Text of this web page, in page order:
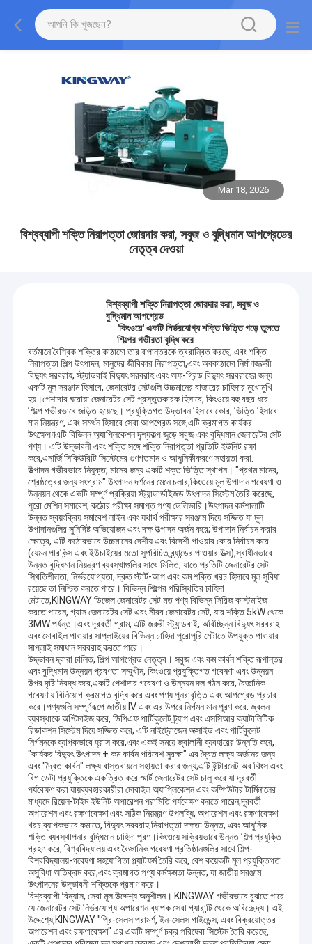
Mar 18, 2026
বিশ্বব্যাপী শক্তি নিরাপত্তা জোরদার করা, সবুজ ও বুদ্ধিমান আপগ্রেডের
নেতৃত্ব দেওয়া
বিশ্বব্যাপী শক্তি নিরাপত্তা জোরদার করা, সবুজ ও
বুদ্ধিমান আপগ্রেড
'কিংওয়ে' একটি নির্ভরযোগ্য শক্তি ভিত্তি গড়ে তুলতে
শিল্পের গভীরতা বৃদ্ধি করে
বর্তমানে বৈশ্বিক শক্তির কাঠামো তার রূপান্তরকে ত্বরান্বিত করছে, এবং শক্তি
নিরাপত্তা শিল্প উৎপাদন, মানুষের জীবিকার নিরাপত্তা,এবং অবকাঠামো নির্মাণজরুরী
বিদ্যুৎ সরবরাহ, স্ট্যান্ডবাই বিদ্যুৎ সরবরাহ এবং অফ-গ্রিড বিদ্যুৎ সরবরাহের জন্য
একটি মূল সরঞ্জাম হিসাবে, জেনারেটর সেটগুলি উচ্চমানের বাজারের চাহিদার মুখোমুখি
হয়।পেশাদার ঘরোয়া জেনারেটর সেট প্রস্তুতকারক হিসাবে, কিংওয়ে বহু বছর ধরে
শিল্পে গভীরভাবে জড়িত হয়েছে। প্রযুক্তিগত উদ্ভাবন হিসাবে কোর, ভিত্তি হিসাবে
মান নিয়ন্ত্রণ, এবং সমর্থন হিসাবে সেবা আপগ্রেড সঙ্গে,এটি ক্রমাগত কার্যকর
উৎক্ষেপণএটি বিভিন্ন অ্যাপ্লিকেশন দৃশ্যকল্প জুড়ে সবুজ এবং বুদ্ধিমান জেনারেটর সেট
পণ্য। এটি উদ্ভাবনী এবং শক্তি সঙ্গে শক্তি নিরাপত্তা প্রতিটি ইউনিট রক্ষা
করে,এনার্জি সিকিউরিটি সিস্টেমের গুণগতমান ও আধুনিকীকরণে সহায়তা করা.
উত্পাদন গভীরভাবে নিযুক্ত, মানের জন্য একটি শক্ত ভিত্তি স্থাপন। "প্রথম মানের,
শ্রেষ্ঠত্বের জন্য সংগ্রাম" উৎপাদন দর্শনের মেনে চলার,কিংওয়ে মূল উপাদান গবেষণা ও
উন্নয়ন থেকে একটি সম্পূর্ণ প্রক্রিয়া স্ট্যান্ডার্ডাইজড উৎপাদন সিস্টেম তৈরি করেছে,
পুরো মেশিন সমাবেশ, কঠোর পরীক্ষা সমাপ্ত পণ্য ডেলিভারি।উৎপাদন কর্মশালাটি
উন্নত স্বয়ংক্রিয় সমাবেশ লাইন এবং যথার্থ পরীক্ষার সরঞ্জাম দিয়ে সজ্জিত যা মূল
উপাদানগুলির সুনির্দিষ্ট অভিযোজন এবং দক্ষ উত্পাদন অর্জন করে; উপাদান নির্বাচন করার
ক্ষেত্রে, এটি কঠোরভাবে উচ্চমানের দেশীয় এবং বিদেশী পাওয়ার কোর নির্বাচন করে
(যেমন পারকিন্স এবং ইউচাইয়ের মতো সুপরিচিত ব্র্যান্ডের পাওয়ার উত্স),স্বাধীনভাবে
উন্নত বুদ্ধিমান নিয়ন্ত্রণ ব্যবস্থাগুলির সাথে মিলিত, যাতে প্রতিটি জেনারেটর সেট
স্থিতিশীলতা, নির্ভরযোগ্যতা, দ্রুত স্টার্ট-আপ এবং কম শক্তি খরচ হিসাবে মূল সুবিধা
রয়েছে তা নিশ্চিত করতে পারে। বিভিন্ন শিল্পের পরিস্থিতির চাহিদা
মেটাতে,KINGWAY ডিজেল জেনারেটর সেট মত পণ্য বিভিন্ন সিরিজ কাস্টমাইজ
করতে পারেন, গ্যাস জেনারেটর সেট এবং নীরব জেনারেটর সেট, যার শক্তি 5kW থেকে
3MW পর্যন্ত।এবং দূরবর্তী গ্রাম, এটি জরুরী স্ট্যান্ডবাই, অবিচ্ছিন্ন বিদ্যুৎ সরবরাহ
এবং মোবাইল পাওয়ার সাপ্লাইয়ের বিভিন্ন চাহিদা পুরোপুরি মেটাতে উপযুক্ত পাওয়ার
সাপ্লাই সমাধান সরবরাহ করতে পারে।
উদ্ভাবন দ্বারা চালিত, শিল্প আপগ্রেড নেতৃত্ব। সবুজ এবং কম কার্বন শক্তি রূপান্তর
এবং বুদ্ধিমান উন্নয়ন প্রবণতা সম্মুখীন, কিংওয়ে প্রযুক্তিগত গবেষণা এবং উন্নয়ন
উপর দৃষ্টি নিবদ্ধ করে,একটি পেশাদার গবেষণা ও উন্নয়ন দল গঠন করে, বৈজ্ঞানিক
গবেষণায় বিনিয়োগ ক্রমাগত বৃদ্ধি করে এবং পণ্য পুনরাবৃত্তি এবং আপগ্রেড প্রচার
করে।পণ্যগুলি সম্পূর্ণরূপে জাতীয় IV এবং এর উপরে নির্গমন মান পূরণ করে. জ্বলন
ব্যবস্থাকে অপ্টিমাইজ করে, ডিপিএফ পার্টিকুলেট ট্র্যাপ এবং এসসিআর ক্যাটালিটিক
রিডাকশন সিস্টেম দিয়ে সজ্জিত করে, এটি নাইট্রোজেন অক্সাইড এবং পার্টিকুলেট
নির্গমনকে ব্যাপকভাবে হ্রাস করে,এবং একই সময়ে জ্বালানী ব্যবহারের উন্নতি করে,
"কার্যকর বিদ্যুৎ উৎপাদন + কম কার্বন পরিবেশ সুরক্ষা" এর দ্বৈত লক্ষ্য অর্জনের জন্য
এবং "দ্বৈত কার্বন" লক্ষ্য বাস্তবায়নে সহায়তা করার জন্য;এটি ইন্টারনেট অব থিংস এবং
বিগ ডেটা প্রযুক্তিকে একত্রিত করে স্মার্ট জেনারেটর সেট চালু করে যা দূরবর্তী
পর্যবেক্ষণ করা যায়ব্যবহারকারীরা মোবাইল অ্যাপ্লিকেশন এবং কম্পিউটার টার্মিনালের
মাধ্যমে রিয়েল-টাইম ইউনিট অপারেশন পরামিতি পর্যবেক্ষণ করতে পারেন,দূরবর্তী
অপারেশন এবং রক্ষণাবেক্ষণ এবং সঠিক নিয়ন্ত্রণ উপলব্ধি, অপারেশন এবং রক্ষণাবেক্ষণ
খরচ ব্যাপকভাবে কমাতে, বিদ্যুৎ সরবরাহ নিরাপত্তা দক্ষতা উন্নত, এবং আধুনিক
শক্তি ব্যবস্থাপনার বুদ্ধিমান চাহিদা পূরণ।কিংওয়ে সক্রিয়ভাবে উন্নত শিল্প প্রযুক্তি
গ্রহণ করে, বিশ্ববিদ্যালয় এবং বৈজ্ঞানিক গবেষণা প্রতিষ্ঠানগুলির সাথে শিল্প-
বিশ্ববিদ্যালয়-গবেষণা সহযোগিতা প্ল্যাটফর্ম তৈরি করে, বেশ কয়েকটি মূল প্রযুক্তিগত
অসুবিধা অতিক্রম করে,এবং ক্রমাগত পণ্য কর্মক্ষমতা উন্নত, যা জাতীয় সরঞ্জাম
উৎপাদনের উদ্ভাবনী শক্তিকে প্রমাণ করে।
বিশ্বব্যাপী বিন্যাস, সেবা মূল উদ্দেশ্য অনুশীলন। KINGWAY গভীরভাবে বুঝতে পারে
যে জেনারেটর সেট নির্ভরযোগ্য অপারেশন ব্যাপক সেবা গ্যারান্টি থেকে অবিচ্ছেদ্য। এই
উদ্দেশ্যে,KINGWAY "প্রি-সেলস পরামর্শ, ইন-সেলস গাইডেন্স, এবং বিক্রয়োত্তর
অপারেশন এবং রক্ষণাবেক্ষণ" এর একটি সম্পূর্ণ চক্র পরিষেবা সিস্টেম তৈরি করেছে,